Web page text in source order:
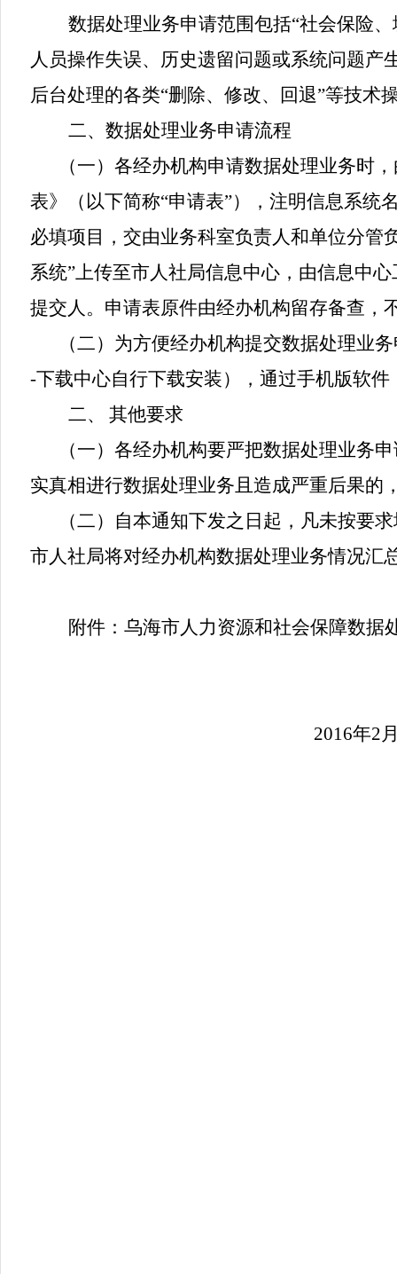
数据处理业务申请范围包括“社会保险
人员操作失误、历史遗留问题或系统问题产
后台处理的各类“删除、修改、回退”等技术
二、数据处理业务申请流程
（一）各经办机构申请数据处理业务时
表》（以下简称“申请表”），注明信息系统
必填项目，交由业务科室负责人和单位分管
系统”上传至市人社局信息中心，由信息中
提交人。申请表原件由经办机构留存备查，
（二）为方便经办机构提交数据处理业
-下载中心自行下载安装），通过手机版软
二、
其他要求
（一）各经办机构要严把数据处理业务
实真相进行数据处理业务且造成严重后果的
（二）自本通知下发之日起，凡未按要
市人社局将对经办机构数据处理业务情况汇
附件：乌海市人力资源和社会保障数据
2016年2